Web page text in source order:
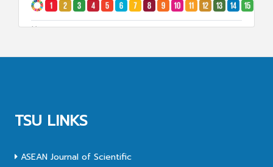
TSU LINKS
ASEAN Journal of Scientific